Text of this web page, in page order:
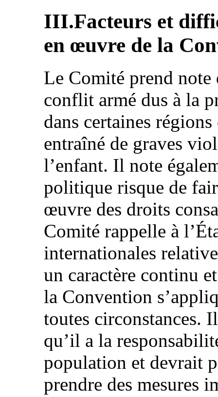
III.Facteurs et
en œuvre de la
Le Comité prend note
conflit armé dus à la
dans certaines
entraîné de graves
l’enfant. Il note
politique risque de
œuvre des droits
Comité rappelle à
internationales
un caractère continu
la Convention
toutes circonstances.
qu’il a la
population et devrait
prendre des mesures